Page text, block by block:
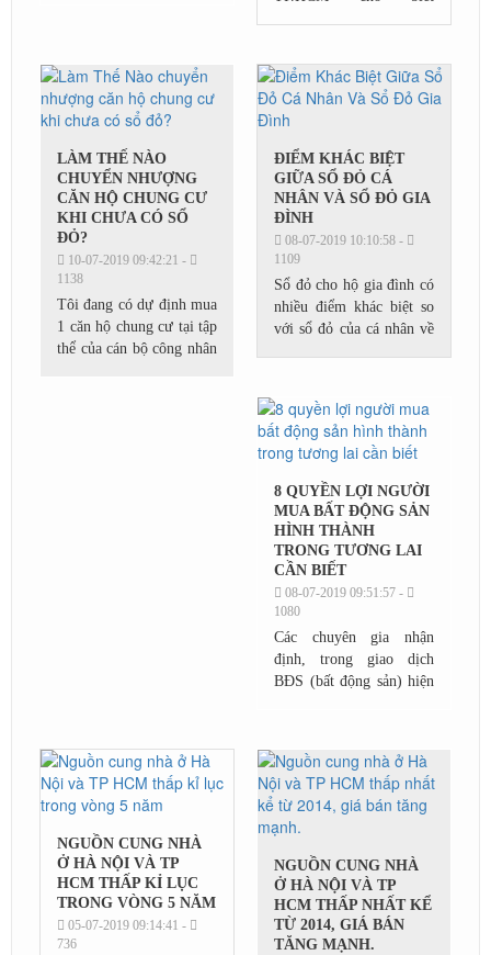
hiệu quả thực...
tâm kinh tế lớn nhất cả
nước, phát triển theo
mô...
LÀM THẾ NÀO
CHUYỂN NHƯỢNG
CĂN HỘ CHUNG CƯ
KHI CHƯA CÓ SỔ
ĐỎ?
10-07-2019 09:42:21 -
1138
Tôi đang có dự định mua
1 căn hộ chung cư tại tập
thể của cán bộ công nhân
ĐIỂM KHÁC BIỆT
GIỮA SỔ ĐỎ CÁ
NHÂN VÀ SỔ ĐỎ GIA
ĐÌNH
08-07-2019 10:10:58 -
1109
Sổ đỏ cho hộ gia đình có
nhiều điểm khác biệt so
với sổ đỏ của cá nhân về
chứng...
8 QUYỀN LỢI NGƯỜI
MUA BẤT ĐỘNG SẢN
HÌNH THÀNH
TRONG TƯƠNG LAI
CẦN BIẾT
08-07-2019 09:51:57 -
1080
Các chuyên gia nhận
định, trong giao dịch
BĐS (bất động sản) hiện
luật thì người...
NGUỒN CUNG NHÀ
Ở HÀ NỘI VÀ TP
HCM THẤP KỈ LỤC
TRONG VÒNG 5 NĂM
05-07-2019 09:14:41 -
736
NGUỒN CUNG NHÀ
Ở HÀ NỘI VÀ TP
HCM THẤP NHẤT KỂ
TỪ 2014, GIÁ BÁN
TĂNG MẠNH.